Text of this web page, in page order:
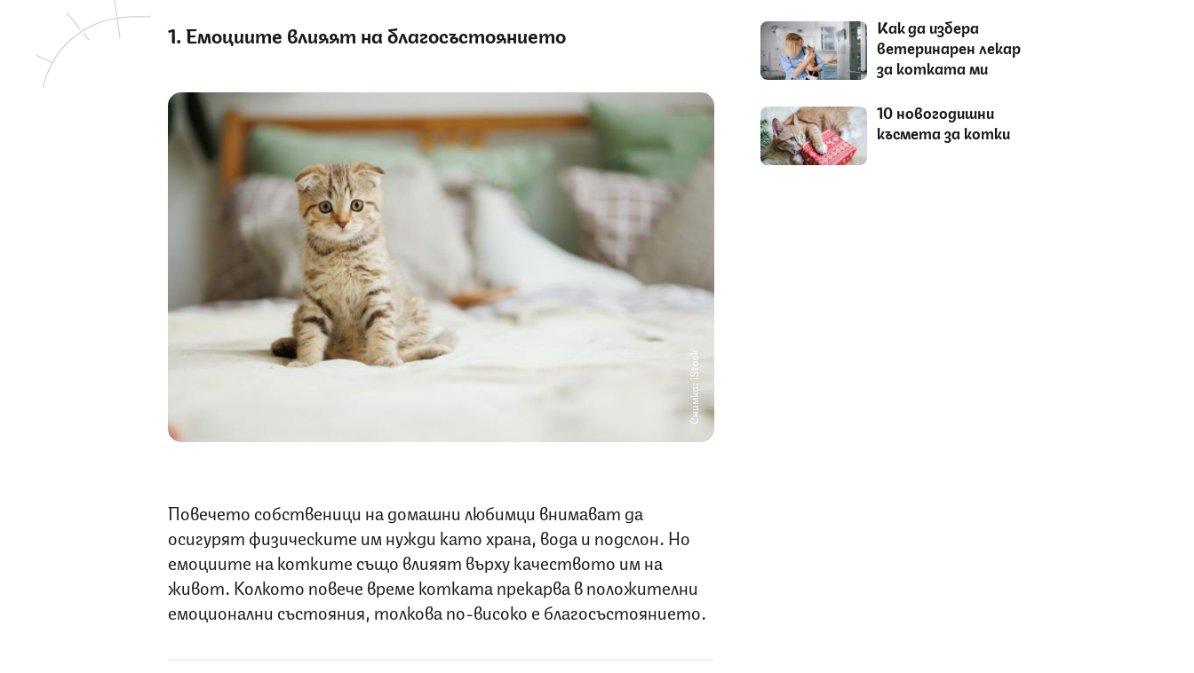
1. Емоциите влияят на благосъстоянието
Снимка: iStock
Повечето собственици на домашни любимци внимават да
осигурят физическите им нужди като храна, вода и подслон. Но
емоциите на котките също влияят върху качеството им на
живот. Колкото повече време котката прекарва в положителни
емоционални състояния, толкова по-високо е благосъстоянието.
Как да избера
ветеринарен лекар
за котката ми
10 новогодишни
късмета за котки